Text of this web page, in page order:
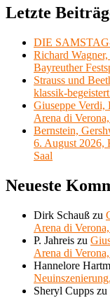
Letzte
DIE
Richard
Bayreuther
Strauss und
klassik-
Giuseppe Verdi,
Arena di
Bernstein,
6. August 2026,
Saal
Neueste
Dirk Schauß zu
Arena di
P. Jahreis zu
Arena di
Hannelore
Sheryl Cupps zu